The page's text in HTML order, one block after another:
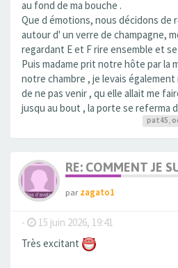
au fond de ma bouche .
Que d émotions, nous décidons de
autour d' un verre de champagne,
regardant E et F rire ensemble et se
Puis madame prit notre hôte par la
notre chambre , je levais
de ne pas venir , qu elle allait me
jusqu au bout , la porte se referma
pat45,
RE: COMMENT JE
parzagato1
- 15 juin 2026, 19:41
Très excitant